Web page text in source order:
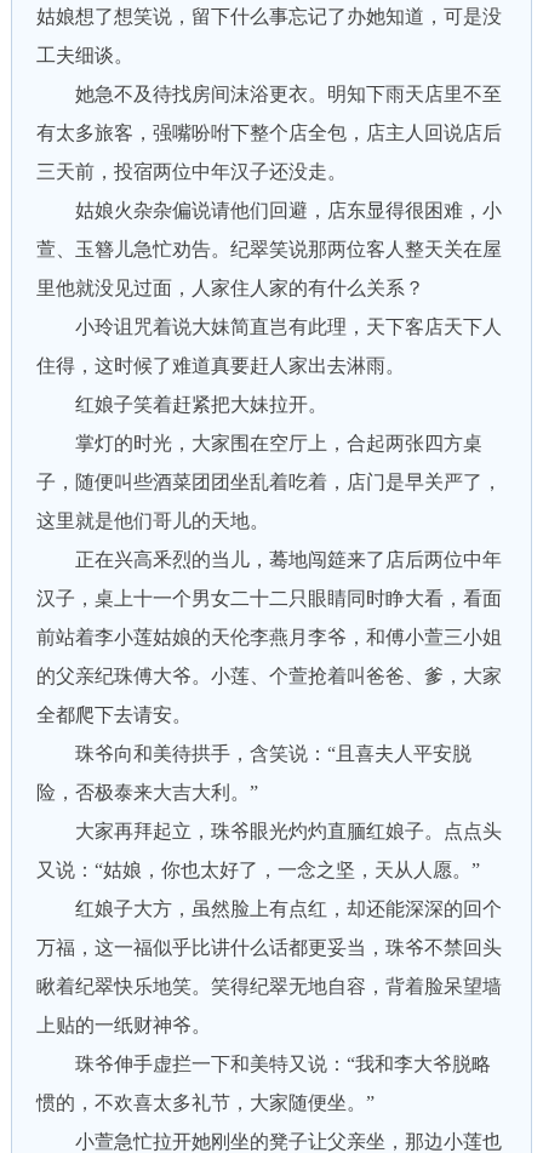
姑娘想了想笑说，留下什么事忘记了办她知道，可是没
工夫细谈。
她急不及待找房间沫浴更衣。明知下雨天店里不至
有太多旅客，强嘴吩咐下整个店全包，店主人回说店后
三天前，投宿两位中年汉子还没走。
姑娘火杂杂偏说请他们回避，店东显得很困难，小
萱、玉簪儿急忙劝告。纪翠笑说那两位客人整天关在屋
里他就没见过面，人家住人家的有什么关系？
小玲诅咒着说大妹简直岂有此理，天下客店天下人
住得，这时候了难道真要赶人家出去淋雨。
红娘子笑着赶紧把大妹拉开。
掌灯的时光，大家围在空厅上，合起两张四方桌
子，随便叫些酒菜团团坐乱着吃着，店门是早关严了，
这里就是他们哥儿的天地。
正在兴高釆烈的当儿，蓦地闯筵来了店后两位中年
汉子，桌上十一个男女二十二只眼睛同时睁大看，看面
前站着李小莲姑娘的天伦李燕月李爷，和傅小萱三小姐
的父亲纪珠傅大爷。小莲、个萱抢着叫爸爸、爹，大家
全都爬下去请安。
珠爷向和美待拱手，含笑说：“且喜夫人平安脱
险，否极泰来大吉大利。”
大家再拜起立，珠爷眼光灼灼直腼红娘子。点点头
又说：“姑娘，你也太好了，一念之坚，天从人愿。”
红娘子大方，虽然脸上有点红，却还能深深的回个
万福，这一福似乎比讲什么话都更妥当，珠爷不禁回头
瞅着纪翠快乐地笑。笑得纪翠无地自容，背着脸呆望墙
上贴的一纸财神爷。
珠爷伸手虚拦一下和美特又说：“我和李大爷脱略
惯的，不欢喜太多礼节，大家随便坐。”
小萱急忙拉开她刚坐的凳子让父亲坐，那边小莲也